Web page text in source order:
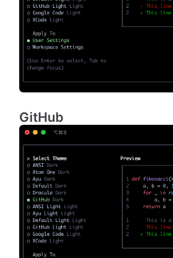
GitHub